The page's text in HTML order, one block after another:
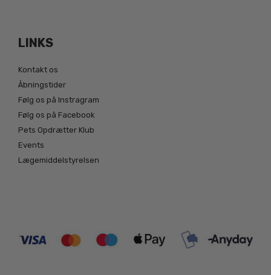
LINKS
Kontakt os
Åbningstider
Følg os på Instragram
Følg os på Facebook
Pets Opdrætter Klub
Events
Lægemiddelstyrelsen